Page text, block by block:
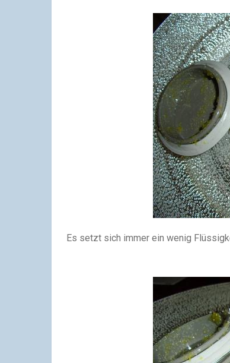
Es setzt sich immer ein wenig